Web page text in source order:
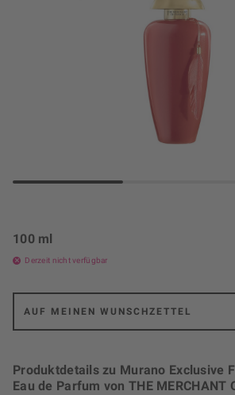
100 ml
Derzeit nicht verfügbar
AUF MEINEN WUNSCHZETTEL
Produktdetails zu Murano Exclusive
Eau de Parfum von THE MERCHANT